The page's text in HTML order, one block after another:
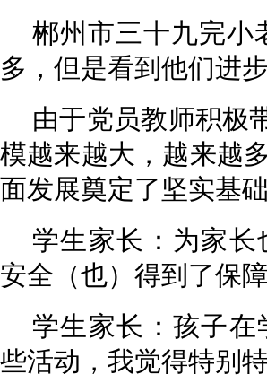
郴州市三十九完小
多，但是看到他们进
由于党员教师积极
模越来越大，越来越
面发展奠定了坚实基础
学生家长：为家
安全（也）得到了保障
学生家长： 孩子在
些活动，我觉得特别特